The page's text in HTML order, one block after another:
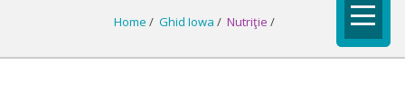
Home / Ghid Iowa / Nutriţie /